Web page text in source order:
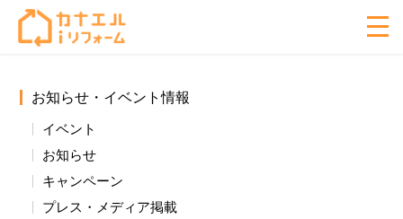
お知らせ・イベント情報
イベント
お知らせ
キャンペーン
プレス・メディア掲載